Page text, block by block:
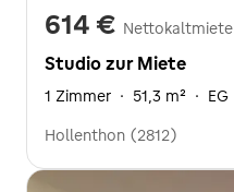
614 € Nettokaltmiete
Studio zur Miete
1 Zimmer · 51,3 m² · EG
Hollenthon (2812)